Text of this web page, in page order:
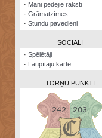
Arhīvs· Mani pēdējie raksti
· Grāmatzīmes
· Stundu pavedieni
SOCIĀLI
· Spēlētāji
· Laupītāju karte
TORŅU PUNKTI